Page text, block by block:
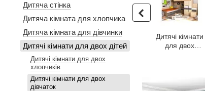
Дитячі кімнати
для двох
Дитяча стінка
Дитяча кімната для хлопчика
Дитяча кімната для дівчинки
Дитячі кімнати для двох дітей
Дитячі кімнати для двох
хлопчиків
Дитячі кімнати для двох
дівчаток